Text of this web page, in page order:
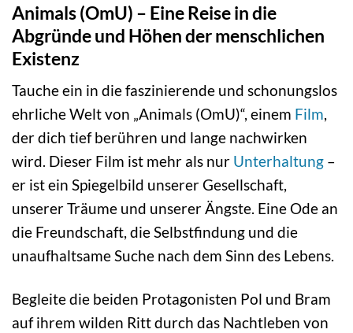
Animals (OmU) – Eine Reise in die
Abgründe und Höhen der menschlichen
Existenz
Tauche ein in die faszinierende und schonungslos
ehrliche Welt von „Animals (OmU)“, einem Film,
der dich tief berühren und lange nachwirken
wird. Dieser Film ist mehr als nur Unterhaltung –
er ist ein Spiegelbild unserer Gesellschaft,
unserer Träume und unserer Ängste. Eine Ode an
die Freundschaft, die Selbstfindung und die
unaufhaltsame Suche nach dem Sinn des Lebens.
Begleite die beiden Protagonisten Pol und Bram
auf ihrem wilden Ritt durch das Nachtleben von